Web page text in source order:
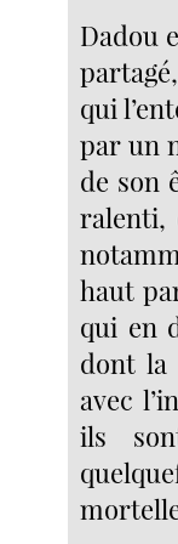
Dadou
qui
par un
de son
ralenti,
haut
qui en
dont la
avec
ils